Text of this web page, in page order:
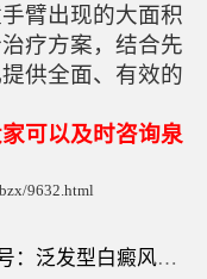
臂出现的大面积
疗方案，结合先
供全面、有效的
可以及时咨询泉
9632.html
癜风如何治疗效果好？